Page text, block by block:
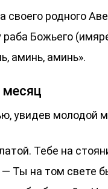
родного
Божьего
аминь, аминь».
месяц
увидев молодой
Тебе на
— Ты на том свете